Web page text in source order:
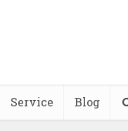
Service Blog